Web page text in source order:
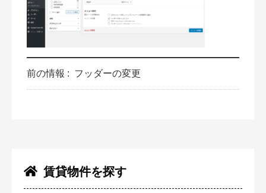
賃貸物件を探す
前の情報 : フッダーの変更